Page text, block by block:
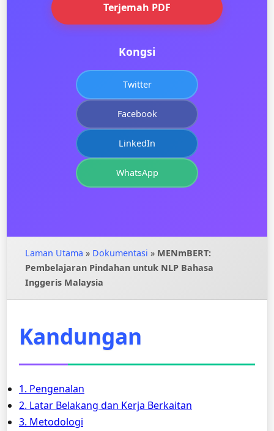
Terjemah PDF
Kongsi
Twitter
Facebook
LinkedIn
WhatsApp
Laman Utama » Dokumentasi » MENmBERT:
Pembelajaran Pindahan untuk NLP Bahasa
Inggeris Malaysia
Kandungan
1. Pengenalan
2. Latar Belakang dan Kerja Berkaitan
3. Metodologi